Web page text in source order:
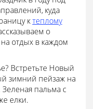
куда
ктеплому
о
отдых в каждом
Встретьте Новый
зимний пейзаж на
пальма с
елки.